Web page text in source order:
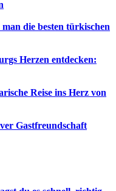
die besten türkischen
Herzen entdecken:
Reise ins Herz von
Gastfreundschaft